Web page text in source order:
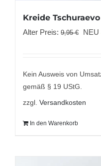
Kreide Tschuraevo
Alter Preis: 9,95€
9,95
NEU
Kein Ausweis von
gemäß § 19 UStG.
zzgl. Versandkosten
In den Warenkorb